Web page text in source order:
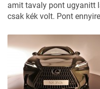
amit tavaly pont ugyanitt
csak kék volt. Pont